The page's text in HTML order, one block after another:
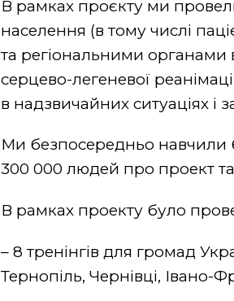
В рамках проєкту ми
населення (в тому числі
та регіональними органами
серцево-легеневої
в надзвичайних ситуаціях і
Ми безпосередньо
300 000 людей про проект та
В рамках проекту було
– 8 тренінгів для громад
Тернопіль, Чернівці, Івано-